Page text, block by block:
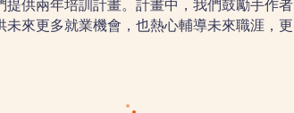
供兩年培訓計畫。計畫中，我們鼓勵手作者
來更多就業機會，也熱心輔導未來職涯，更